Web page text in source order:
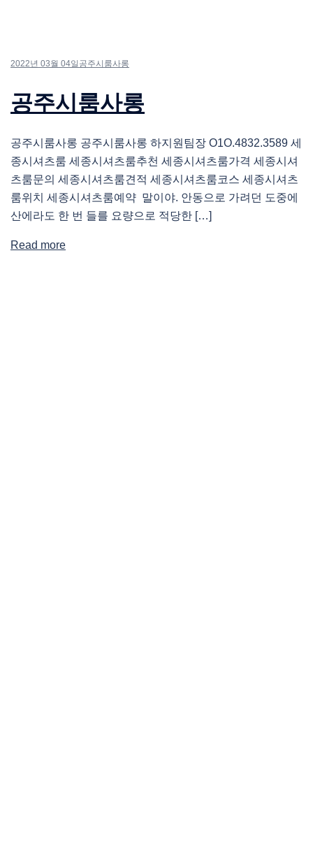
2022년 03월 04일 공주시룸사롱
공주시룸사롱
공주시룸사롱 공주시룸사롱 하지원팀장 O1O.4832.3589 세
종시셔츠룸 세종시셔츠룸추천 세종시셔츠룸가격 세종시셔
츠룸문의 세종시셔츠룸견적 세종시셔츠룸코스 세종시셔츠
룸위치 세종시셔츠룸예약 말이야. 안동으로 가려던 도중에
산에라도 한 번 들를 요량으로 적당한 […]
Read more